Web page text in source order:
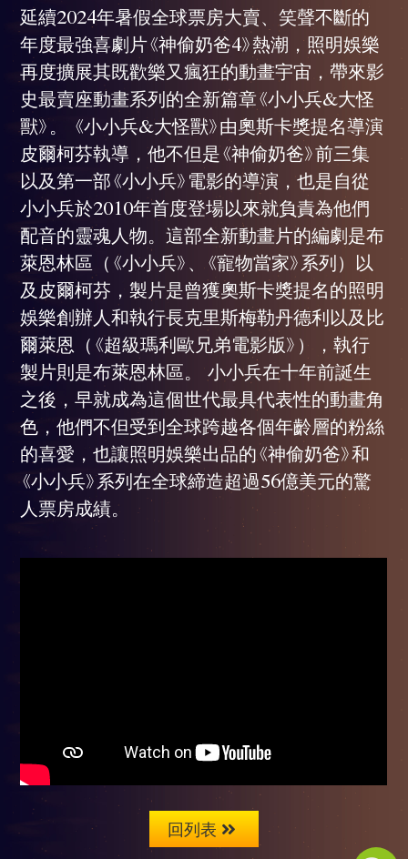
延續2024年暑假全球票房大賣、笑聲不斷的
年度最強喜劇片《神偷奶爸4》熱潮，照明娛樂
再度擴展其既歡樂又瘋狂的動畫宇宙，帶來影
史最賣座動畫系列的全新篇章《小小兵&大怪
獸》。 《小小兵&大怪獸》由奧斯卡獎提名導演
皮爾柯芬執導，他不但是《神偷奶爸》前三集
以及第一部《小小兵》電影的導演，也是自從
小小兵於2010年首度登場以來就負責為他們
配音的靈魂人物。這部全新動畫片的編劇是布
萊恩林區（《小小兵》、《寵物當家》系列）以
及皮爾柯芬，製片是曾獲奧斯卡獎提名的照明
娛樂創辦人和執行長克里斯梅勒丹德利以及比
爾萊恩（《超級瑪利歐兄弟電影版》），執行
製片則是布萊恩林區。 小小兵在十年前誕生
之後，早就成為這個世代最具代表性的動畫角
色，他們不但受到全球跨越各個年齡層的粉絲
的喜愛，也讓照明娛樂出品的《神偷奶爸》和
《小小兵》系列在全球締造超過56億美元的驚
人票房成績。
回列表